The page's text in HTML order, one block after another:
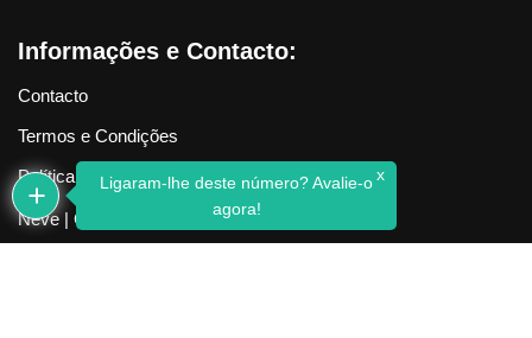
Informações e Contacto:
Contacto
Termos e Condições
Política de Privacidade
Neve| Criado com WordPress
Ligaram-lhe deste número? Avalie-o
agora!
x